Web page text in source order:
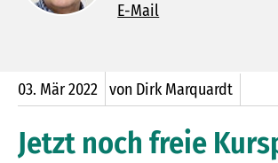
E-Mail
03. Mär2022 von Dirk Marquardt
Jetzt noch freie